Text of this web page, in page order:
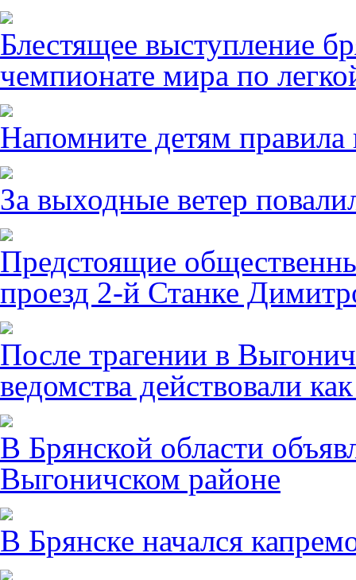
Блестящее выступление
чемпионате мира по
Напомните детям правила
За выходные ветер
Предстоящие
проезд 2-й Станке
После трагении в
ведомства действовали
В Брянской области
Выгоничском районе
В Брянске начался